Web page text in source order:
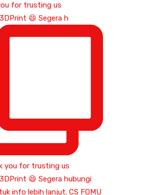
for trusting us
😄 Segera h